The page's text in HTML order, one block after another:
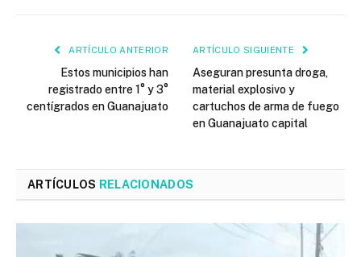
ARTÍCULO ANTERIOR
Estos municipios han
registrado entre 1° y 3°
centígrados en Guanajuato
ARTÍCULO SIGUIENTE
Aseguran presunta droga,
material explosivo y
cartuchos de arma de fuego
en Guanajuato capital
ARTÍCULOS RELACIONADOS